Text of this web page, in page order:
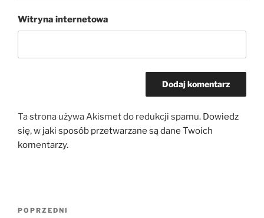
Witryna internetowa
Ta strona używa Akismet do redukcji spamu. Dowiedz
się, w jaki sposób przetwarzane są dane Twoich
komentarzy.
Nawigacja
Poprzedni
POPRZEDNI